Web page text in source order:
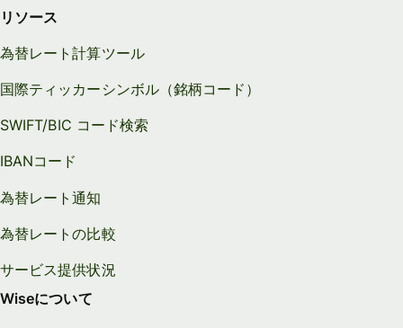
リソース
為替レート計算ツール
国際ティッカーシンボル（銘柄コード）
SWIFT/BIC コード検索
IBANコード
為替レート通知
為替レートの比較
サービス提供状況
Wiseについて